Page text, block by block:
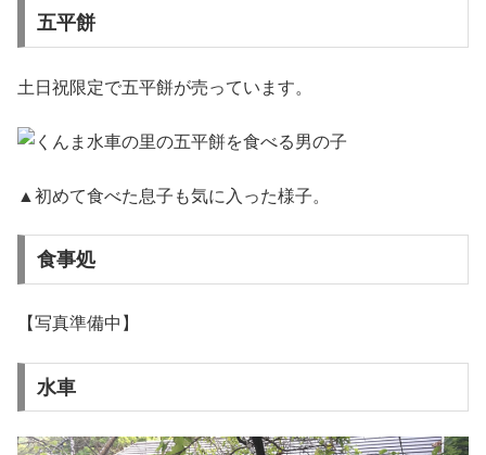
五平餅
土日祝限定で五平餅が売っています。
▲初めて食べた息子も気に入った様子。
食事処
【写真準備中】
水車